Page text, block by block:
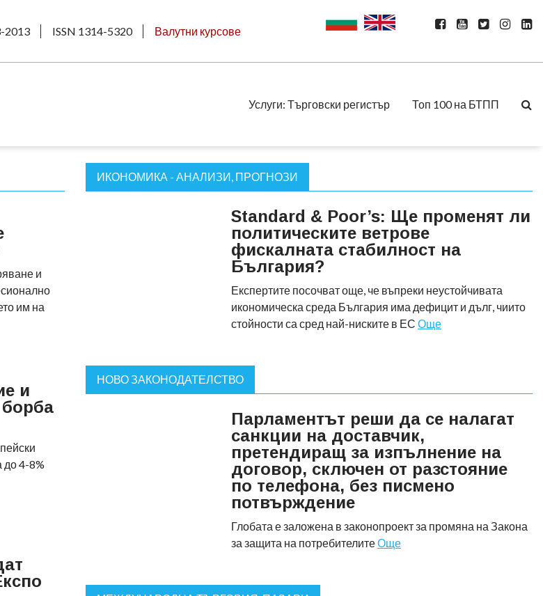
2013 ISSN 1314-5320 Валутни курсове
Услуги: Търговски регистър Топ 100 на БТПП
и
им на
и
до 4-8%
ИКОНОМИКА - АНАЛИЗИ, ПРОГНОЗИ
Standard & Poor’s: Ще променят ли
политическите ветрове
фискалната стабилност на
България?
Експертите посочват още, че въпреки неустойчивата
икономическа среда България има дефицит и дълг, чиито
стойности са сред най-ниските в ЕС Още
НОВО ЗАКОНОДАТЕЛСТВО
Парламентът реши да се налагат
санкции на доставчик,
претендиращ за изпълнение на
договор, сключен от разстояние
по телефона, без писмено
потвърждение
Глобата е заложена в законопроект за промяна на Закона
за защита на потребителитеОще